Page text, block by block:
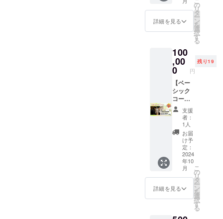
は、備
考欄
に”不
い
所：大
阪府大
阪市淀
川区西
中島5-
第7新大
阪ビル2
階203号
室 新
大阪
JHOセ
ミナー
ルー
ム ※
ご支援
確認
後、本
部より
スケ
ジュー
ル調整
のご連
絡をさ
せてい
ただき
まで、
30分単
位での
ご対応
とさせ
だきま
す。 会
場情報
・東京
都日本
橋 住
所：東
京都中
央区日
本橋1-
14-5
白井ビ
ル1階
痛みの
専門院
・大阪
府大阪
市 住
所：大
阪府大
ただけ
れば、
時間内
で坂戸
先生の
の施術
を受け
ること
ができ
ます。
場所
は、日
本国内
で離島
は相談
となり
ます。
会場
は、ご
自宅や
利用で
きる部
屋・施
設を確
保して
は、上
限25名
としま
す。 今
回クラ
ファン
ディン
グで特
別に、4
時間
250,000
円で出
張技術
指導・
施術を
いたし
ます。
場所
は、日
本国内
で離島
は相談
となり
ます。
日時は
友人、
患者さ
んの腰
痛や肩
こり、
などの
慢性痛
の治療
法を習
得でき
ます。
「ベー
シック
コー
ス」の
会員権
利を5ヶ
月 ・感
謝の
メッ
セージ
・研究
報告書
・坂戸
先生サ
詳細を見る
の
リ
タ
ー
ン
を
選
択
す
る
100
,00
0 円
残り19
【ベー
シック
コー
ス】
（他人
への治
療法技
術習
得）プ
レゼン
ト用 ・
身内、
友人、
患者さ
んの腰
痛や肩
支援
者：
1人
お届
け予
定：
2024
年10
月
詳細を見る
こ
の
リ
タ
ー
ン
を
選
択
す
る